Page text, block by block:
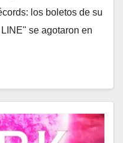
los boletos de su
se agotaron en